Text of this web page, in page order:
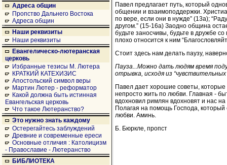
Адреса общин
Пропство Дальнего Востока
Адреса общин
Наши реквизиты
Наши реквизиты
Евангелическо-лютеранская
церковь
Избранные тезисы М. Лютера
КРАТКИЙ КАТЕХИЗИС
Апостольский символ веры
Мартин Лютер - реформатор
Какой должна быть истинная
Евангельская церковь
Что такое Лютеранство?
Это нужно знать каждому
Остерегайтесь заблуждений
Древние и современные ереси
Основные отличия : Католицизм
- Православие - Лютеранство
БИБЛИОТЕКА
Павел предлагает путь, который
общении и взаимоподдержки.
по вере, если они в нужде” (13а);
другом.” (15-16а) Заодно община
будьте заносчивы, будьте в дружбе
плохо относится к ним
Стоит здесь нам делать паузу,
Пауза...Можно дать людям время
отрывка, исходя из
Павел дает хорошие советы,
непросто жить по любви. Главная -
вдохновил римлян вдохновят и нас
Полагая на помощь Господа,
любви. Аминь.
Б. Бюркле, пропст